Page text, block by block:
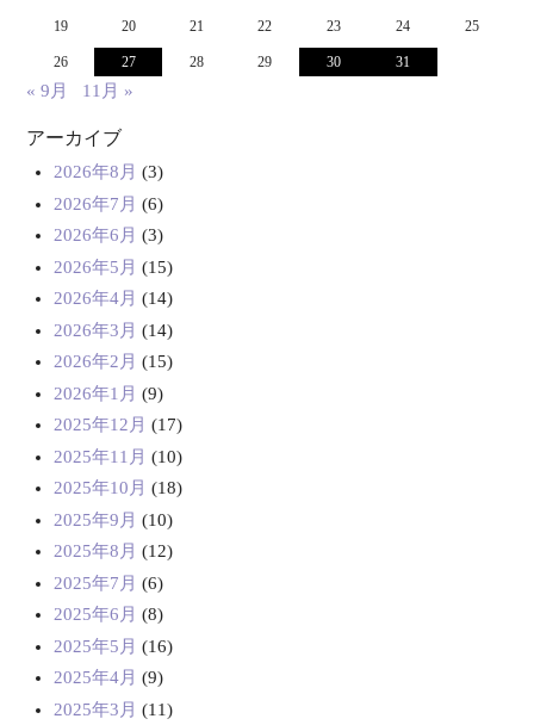
19 20 21 22 23 24 25
26 27 28 29 30 31
« 9月 11月 »
アーカイブ
2026年8月 (3)
2026年7月 (6)
2026年6月 (3)
2026年5月 (15)
2026年4月 (14)
2026年3月 (14)
2026年2月 (15)
2026年1月 (9)
2025年12月 (17)
2025年11月 (10)
2025年10月 (18)
2025年9月 (10)
2025年8月 (12)
2025年7月 (6)
2025年6月 (8)
2025年5月 (16)
2025年4月 (9)
2025年3月 (11)